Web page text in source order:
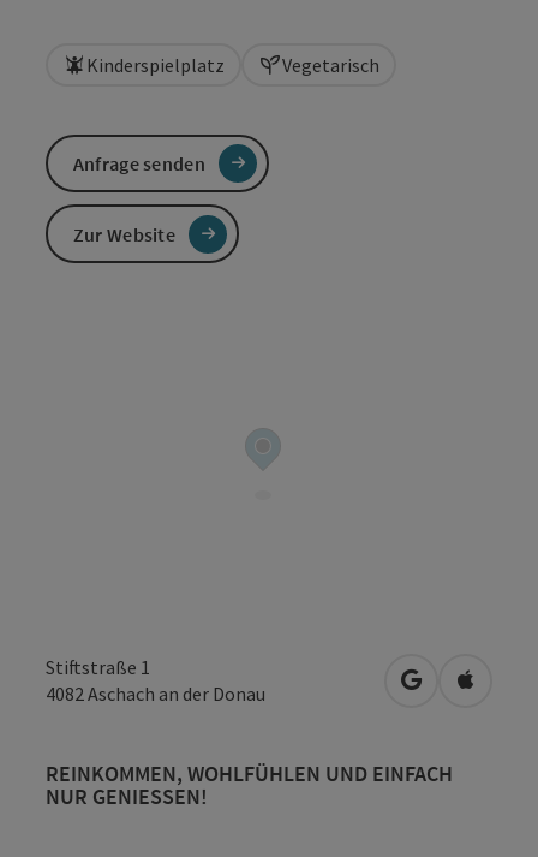
Kinderspielplatz Vegetarisch
Stiftstraße 1
4082 Aschach an der Donau in Google
in
REINKOMMEN, WOHLFÜHLEN UND EINFACH
NUR GENIESSEN!
Anfrage senden
Zur Website